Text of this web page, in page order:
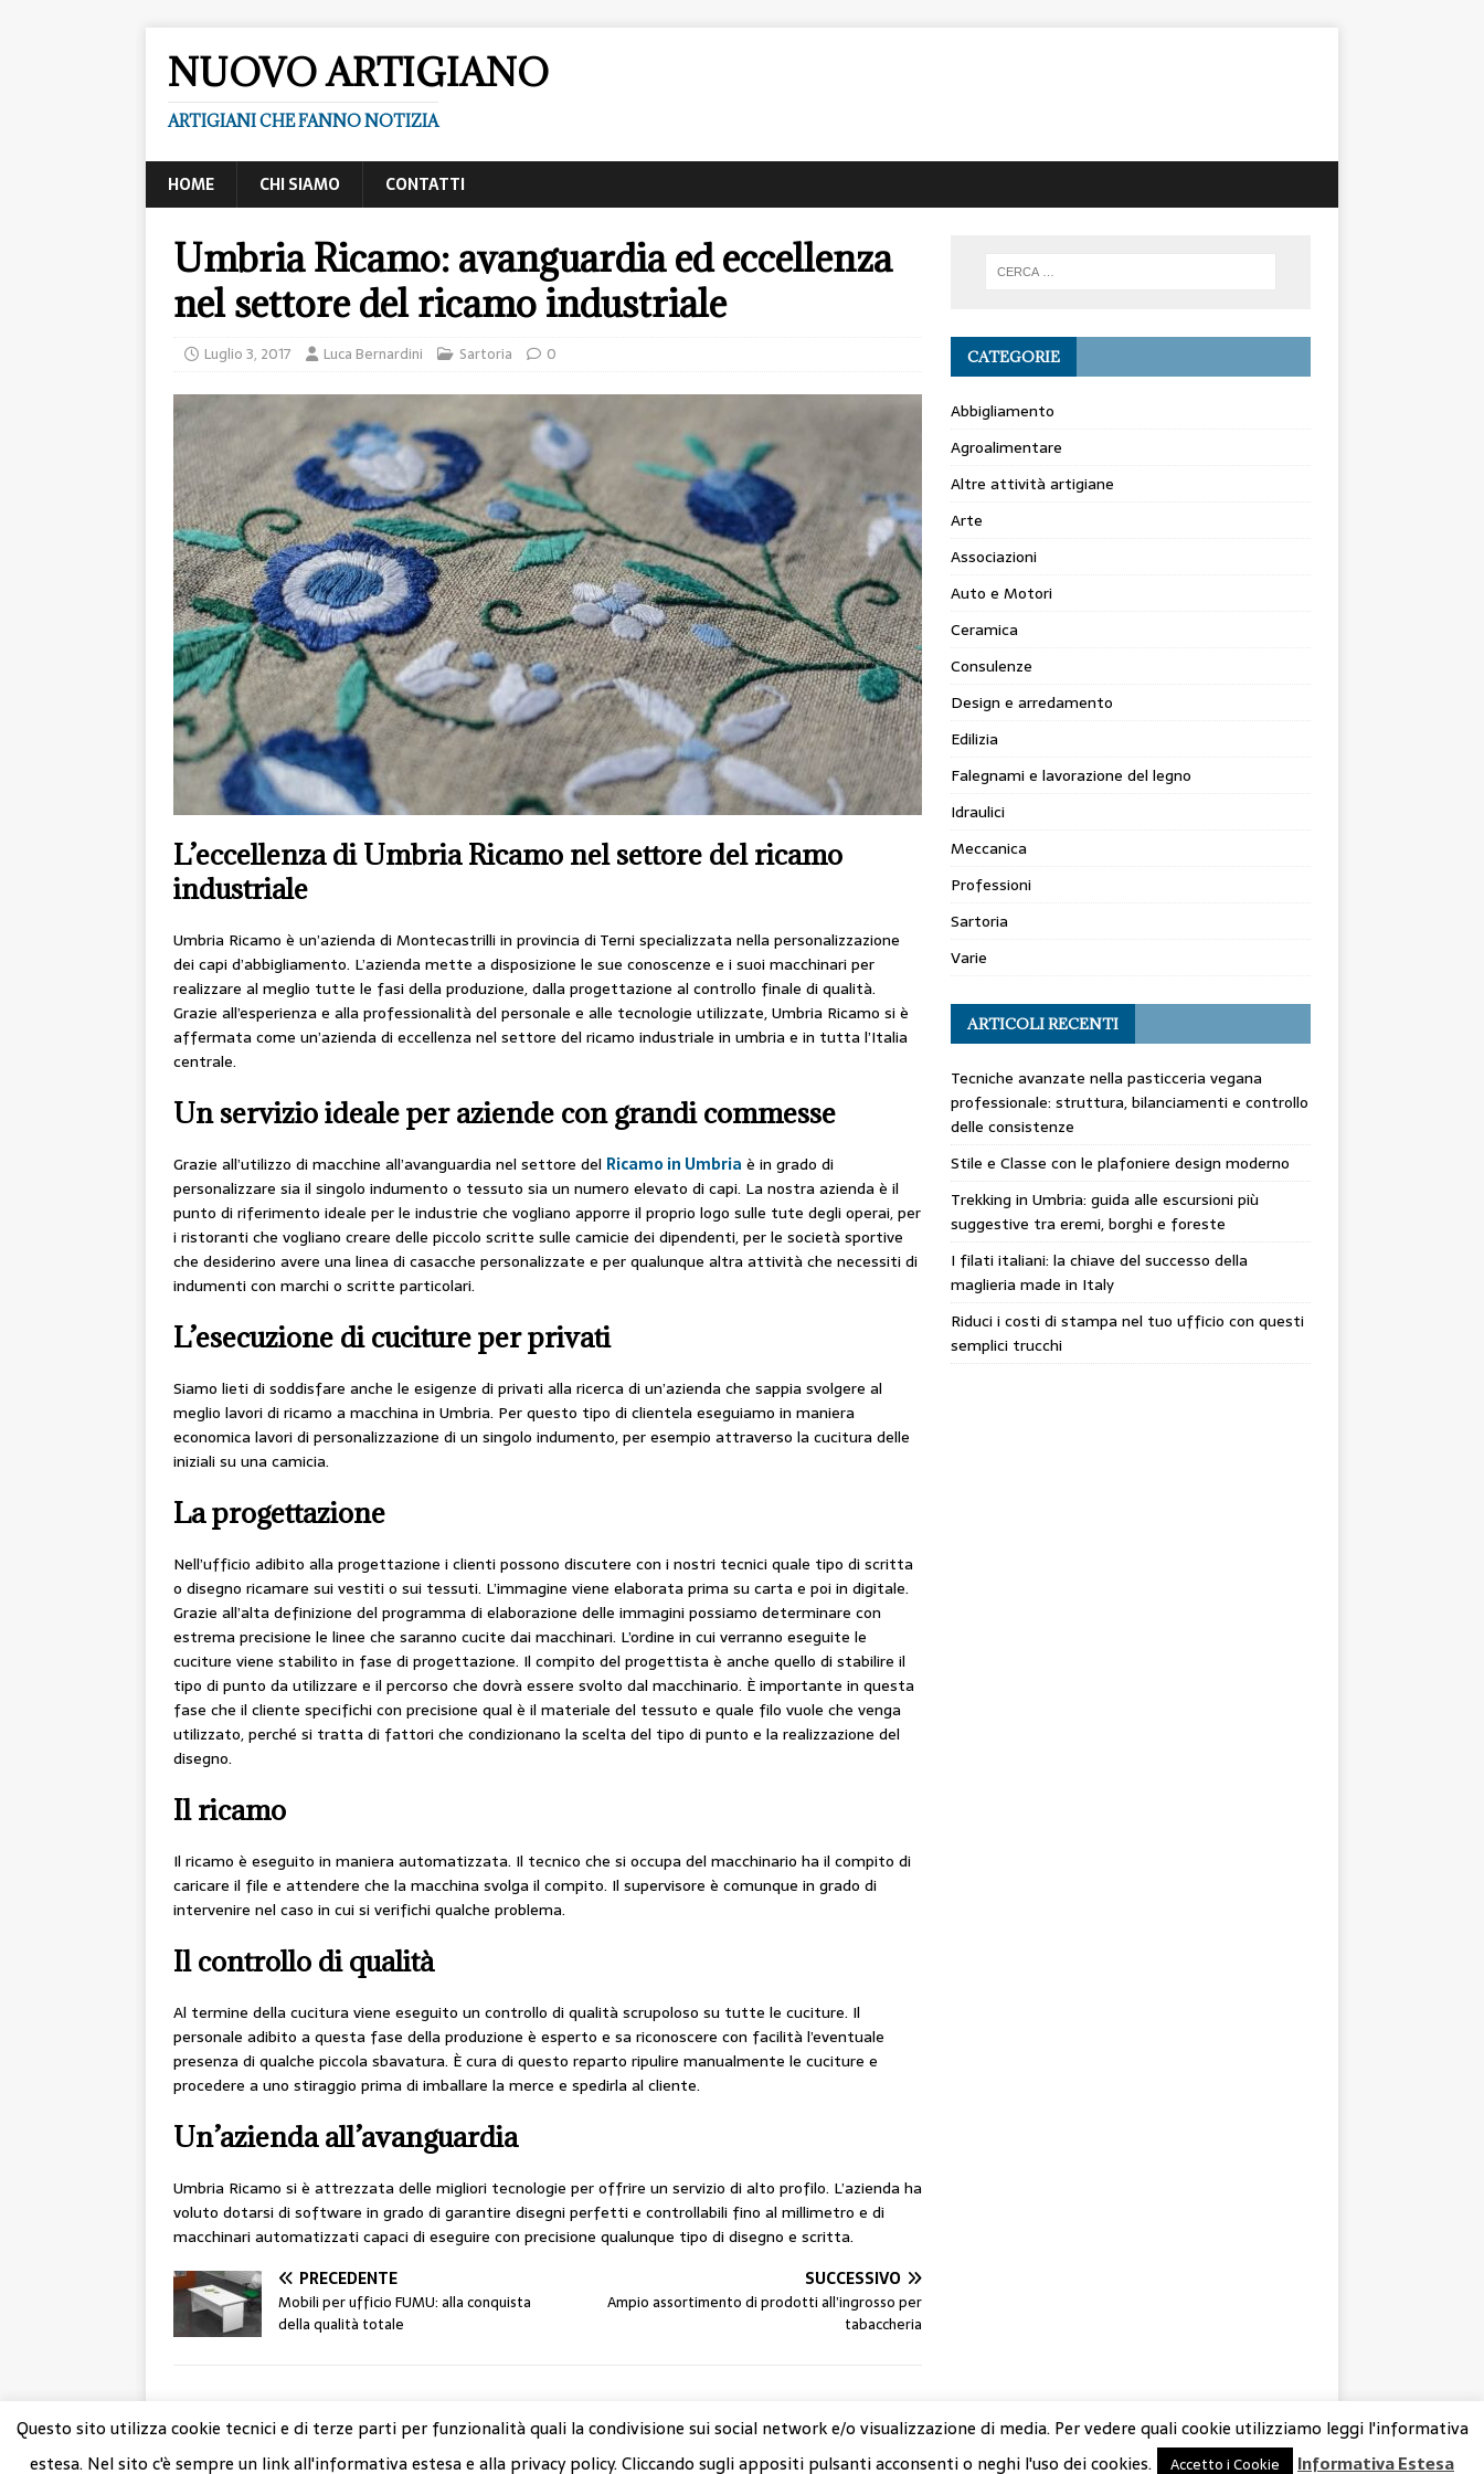
NUOVO ARTIGIANO
ARTIGIANI CHE FANNO NOTIZIA
HOME CHI SIAMO CONTATTI
Umbria Ricamo: avanguardia ed eccellenza
nel settore del ricamo industriale
Luglio 3, 2017 Luca Bernardini Sartoria 0
L’eccellenza di Umbria Ricamo nel settore del ricamo
industriale
Umbria Ricamo è un’azienda di Montecastrilli in provincia di Terni specializzata nella personalizzazione
dei capi d’abbigliamento. L’azienda mette a disposizione le sue conoscenze e i suoi macchinari per
realizzare al meglio tutte le fasi della produzione, dalla progettazione al controllo finale di qualità.
Grazie all’esperienza e alla professionalità del personale e alle tecnologie utilizzate, Umbria Ricamo si è
affermata come un’azienda di eccellenza nel settore del ricamo industriale in umbria e in tutta l’Italia
centrale.
Un servizio ideale per aziende con grandi commesse
Grazie all’utilizzo di macchine all’avanguardia nel settore del Ricamo in Umbria è in grado di
personalizzare sia il singolo indumento o tessuto sia un numero elevato di capi. La nostra azienda è il
punto di riferimento ideale per le industrie che vogliano apporre il proprio logo sulle tute degli operai, per
i ristoranti che vogliano creare delle piccolo scritte sulle camicie dei dipendenti, per le società sportive
che desiderino avere una linea di casacche personalizzate e per qualunque altra attività che necessiti di
indumenti con marchi o scritte particolari.
L’esecuzione di cuciture per privati
Siamo lieti di soddisfare anche le esigenze di privati alla ricerca di un’azienda che sappia svolgere al
meglio lavori di ricamo a macchina in Umbria. Per questo tipo di clientela eseguiamo in maniera
economica lavori di personalizzazione di un singolo indumento, per esempio attraverso la cucitura delle
iniziali su una camicia.
La progettazione
Nell’ufficio adibito alla progettazione i clienti possono discutere con i nostri tecnici quale tipo di scritta
o disegno ricamare sui vestiti o sui tessuti. L’immagine viene elaborata prima su carta e poi in digitale.
Grazie all’alta definizione del programma di elaborazione delle immagini possiamo determinare con
estrema precisione le linee che saranno cucite dai macchinari. L’ordine in cui verranno eseguite le
cuciture viene stabilito in fase di progettazione. Il compito del progettista è anche quello di stabilire il
tipo di punto da utilizzare e il percorso che dovrà essere svolto dal macchinario. È importante in questa
fase che il cliente specifichi con precisione qual è il materiale del tessuto e quale filo vuole che venga
utilizzato, perché si tratta di fattori che condizionano la scelta del tipo di punto e la realizzazione del
disegno.
Il ricamo
Il ricamo è eseguito in maniera automatizzata. Il tecnico che si occupa del macchinario ha il compito di
caricare il file e attendere che la macchina svolga il compito. Il supervisore è comunque in grado di
intervenire nel caso in cui si verifichi qualche problema.
Il controllo di qualità
Al termine della cucitura viene eseguito un controllo di qualità scrupoloso su tutte le cuciture. Il
personale adibito a questa fase della produzione è esperto e sa riconoscere con facilità l’eventuale
presenza di qualche piccola sbavatura. È cura di questo reparto ripulire manualmente le cuciture e
procedere a uno stiraggio prima di imballare la merce e spedirla al cliente.
Un’azienda all’avanguardia
Umbria Ricamo si è attrezzata delle migliori tecnologie per offrire un servizio di alto profilo. L’azienda ha
voluto dotarsi di software in grado di garantire disegni perfetti e controllabili fino al millimetro e di
macchinari automatizzati capaci di eseguire con precisione qualunque tipo di disegno e scritta.
PRECEDENTE
Mobili per ufficio FUMU: alla conquista
della qualità totale
SUCCESSIVO
Ampio assortimento di prodotti all’ingrosso per
tabaccheria
CATEGORIE
Abbigliamento
Agroalimentare
Altre attività artigiane
Arte
Associazioni
Auto e Motori
Ceramica
Consulenze
Design e arredamento
Edilizia
Falegnami e lavorazione del legno
Idraulici
Meccanica
Professioni
Sartoria
Varie
ARTICOLI RECENTI
Tecniche avanzate nella pasticceria vegana
professionale: struttura, bilanciamenti e controllo
delle consistenze
Stile e Classe con le plafoniere design moderno
Trekking in Umbria: guida alle escursioni più
suggestive tra eremi, borghi e foreste
I filati italiani: la chiave del successo della
maglieria made in Italy
Riduci i costi di stampa nel tuo ufficio con questi
semplici trucchi
@ Copyright 2023 Nuovo Artigiano
Questo sito utilizza cookie tecnici e di terze parti per funzionalità quali la condivisione sui social network e/o visualizzazione di media. Per vedere quali cookie utilizziamo leggi l'informativa
estesa. Nel sito c'è sempre un link all'informativa estesa e alla privacy policy. Cliccando sugli appositi pulsanti acconsenti o neghi l'uso dei cookies.
Accetto i Cookie Informativa Estesa